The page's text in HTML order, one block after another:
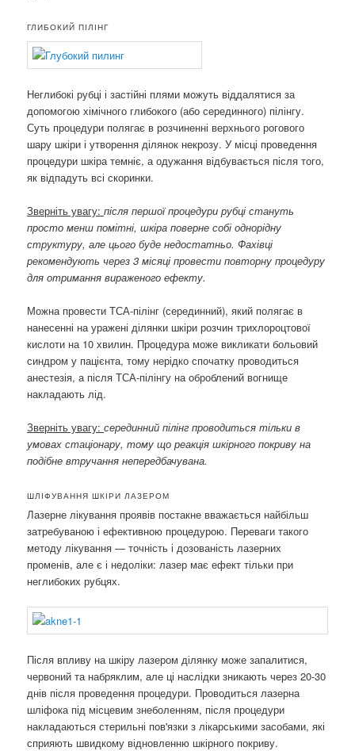
ГЛИБОКИЙ ПІЛІНГ
Неглибокі рубці і застійні плями можуть віддалятися за
допомогою хімічного глибокого (або серединного) пілінгу.
Суть процедури полягає в розчиненні верхнього рогового
шару шкіри і утворення ділянок некрозу. У місці проведення
процедури шкіра темніє, а одужання відбувається після того,
як відпадуть всі скоринки.
Зверніть увагу:після першої процедури рубці стануть
просто менш помітні, шкіра поверне собі однорідну
структуру, але цього буде недостатньо. Фахівці
рекомендують через 3 місяці провести повторну процедуру
для отримання вираженого ефекту.
Можна провести ТСА-пілінг (серединний), який полягає в
нанесенні на уражені ділянки шкіри розчин трихлороцтової
кислоти на 10 хвилин. Процедура може викликати больовий
синдром у пацієнта, тому нерідко спочатку проводиться
анестезія, а після ТСА-пілінгу на оброблений вогнище
накладають лід.
Зверніть увагу:серединний пілінг проводиться тільки в
умовах стаціонару, тому що реакція шкірного покриву на
подібне втручання непередбачувана.
ШЛІФУВАННЯ ШКІРИ ЛАЗЕРОМ
Лазерне лікування проявів постакне вважається найбільш
затребуваною і ефективною процедурою. Переваги такого
методу лікування — точність і дозованість лазерних
променів, але є і недоліки: лазер має ефект тільки при
неглибоких рубцях.
Після впливу на шкіру лазером ділянку може запалитися,
червоний та набряклим, але ці наслідки зникають через 20-30
днів після проведення процедури. Проводиться лазерна
шліфока під місцевим знеболенням, після процедури
накладаються стерильні пов'язки з лікарськими засобами, які
сприяють швидкому відновленню шкірного покриву.